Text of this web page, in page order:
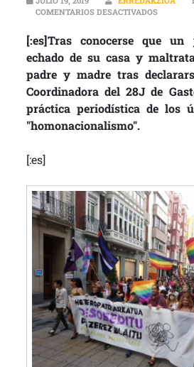
COMENTARIOS DESACTIVADOSEN
[:es]Tras conocerse que
echado de su casa y
padre y madre tras
Coordinadora del 28J de
práctica periodística de los
"homonacionalismo".
[:es]